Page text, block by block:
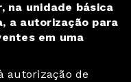
na unidade básica
a autorização para
em uma
autorização de